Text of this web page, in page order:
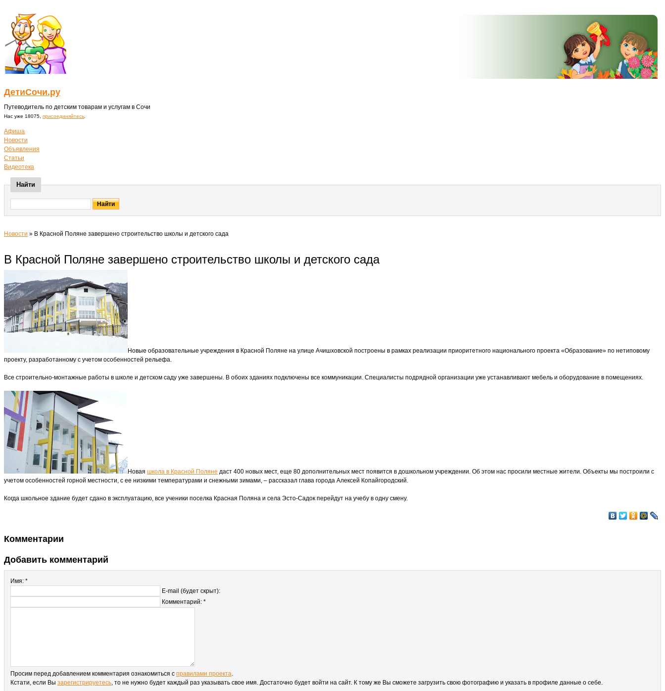
ДетиСочи.ру
Путеводитель по детским товарам и услугам в Сочи
Нас уже 18075, присоединяйтесь
Афиша
Новости
Объявления
Статьи
Видеотека
Найти
Новости » В Красной Поляне завершено строительство школы и детского сада
В Красной Поляне завершено строительство школы и детского сада
Новые образовательные учреждения в Красной Поляне на улице Ачишховской построены в рамках реализации приоритетного национального проекта «Образование» по нетиповому
проекту, разработанному с учетом особенностей рельефа.
Все строительно-монтажные работы в школе и детском саду уже завершены. В обоих зданиях подключены все коммуникации. Специалисты подрядной организации уже устанавливают мебель и оборудование в помещениях.
Новая школа в Красной Поляне даст 400 новых мест, еще 80 дополнительных мест появится в дошкольном учреждении. Об этом нас просили местные жители. Объекты мы построили с
учетом особенностей горной местности, с ее низкими температурами и снежными зимами, – рассказал глава города Алексей Копайгородский.
Когда школьное здание будет сдано в эксплуатацию, все ученики поселка Красная Поляна и села Эсто-Садок перейдут на учебу в одну смену.
Комментарии
Добавить комментарий
Имя: *
E-mail (будет скрыт):
Комментарий: *
Просим перед добавлением комментария ознакомиться с правилами проекта.
Кстати, если Вы зарегистрируетесь, то не нужно будет каждый раз указывать свое имя. Достаточно будет войти на сайт. К тому же Вы сможете загрузить свою фотографию и указать в профиле данные о себе.